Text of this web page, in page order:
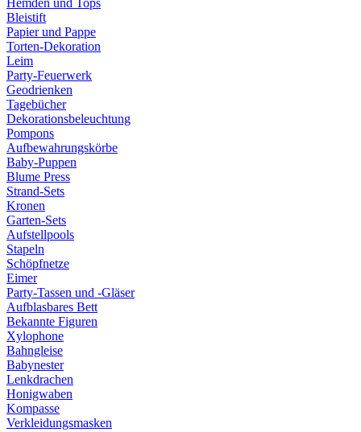
Hemden und Tops
Bleistift
Papier und Pappe
Torten-Dekoration
Leim
Party-Feuerwerk
Geodrienken
Tagebücher
Dekorationsbeleuchtung
Pompons
Aufbewahrungskörbe
Baby-Puppen
Blume Press
Strand-Sets
Kronen
Garten-Sets
Aufstellpools
Stapeln
Schöpfnetze
Eimer
Party-Tassen und -Gläser
Aufblasbares Bett
Bekannte Figuren
Xylophone
Bahngleise
Babynester
Lenkdrachen
Honigwaben
Kompasse
Verkleidungsmasken